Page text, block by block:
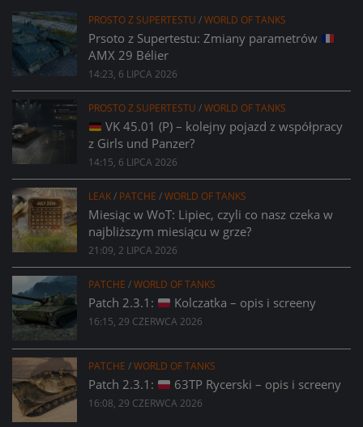
PROSTO Z SUPERTESTU /WORLD OF TANKS
Prsoto z Supertestu: Zmiany parametrów
AMX 29 Bélier
14:23, 6 LIPCA 2026
PROSTO Z SUPERTESTU /WORLD OF TANKS
VK 45.01 (P) – kolejny pojazd z współpracy
z Girls und Panzer?
14:15, 6 LIPCA 2026
LEAK/ PATCHE /WORLD OF TANKS
Miesiąc w WoT: Lipiec, czyli co nasz czeka w
najbliższym miesiącu w grze?
21:09, 2 LIPCA 2026
PATCHE /WORLD OF TANKS
Patch 2.3.1: Kolczatka – opis i screeny
16:15, 29 CZERWCA 2026
PATCHE /WORLD OF TANKS
Patch 2.3.1: 63TP Rycerski – opis i screeny
16:08, 29 CZERWCA 2026